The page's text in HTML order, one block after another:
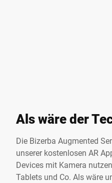
Als wäre der
Die Bizerba Augmented
unserer kostenlosen AR
Devices mit Kamera
Tablets und Co. Als wäre